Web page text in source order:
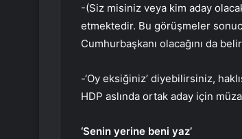
-(Siz misiniz veya kim aday
etmektedir. Bu görüşmeler
Cumhurbaşkanı olacağını da
-‘Oy eksiğiniz’ diyebilirsiniz,
HDP aslında ortak aday için
‘Senin yerine beni yaz’